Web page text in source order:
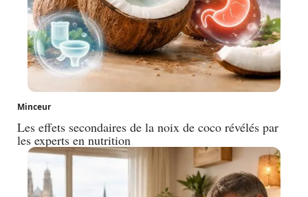
Minceur
Les effets secondaires de la noix de coco révélés par
les experts en nutrition